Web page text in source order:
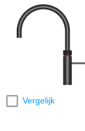
Vergelijk